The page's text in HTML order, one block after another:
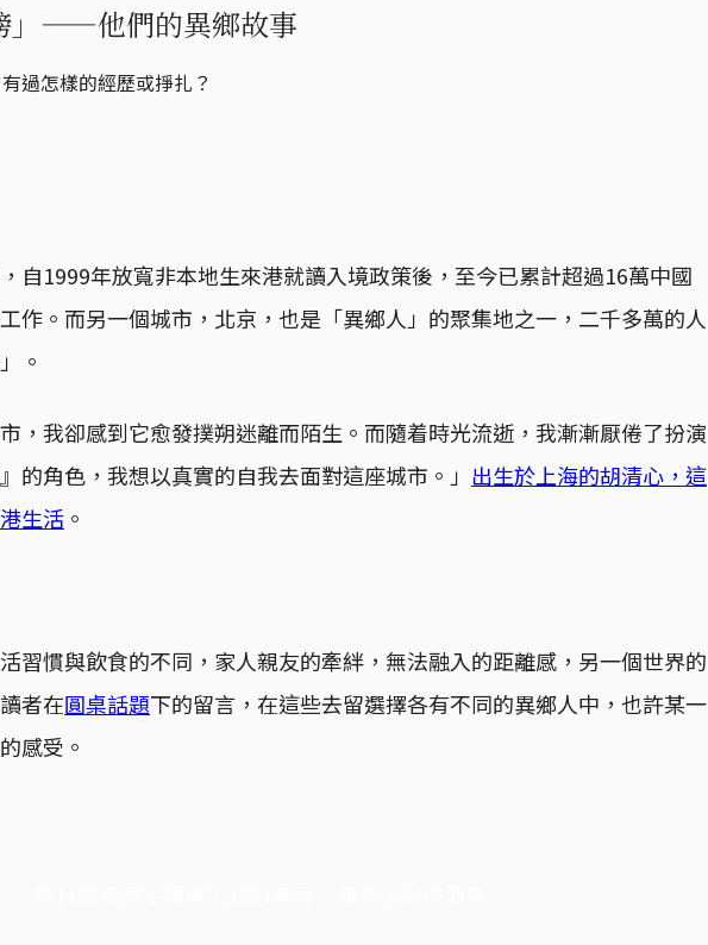
」——他們的異鄉故事
過怎樣的經歷或掙扎？
自1999年放寬非本地生來港就讀入境政策後，至今已累計超過16萬中國
作。而另一個城市，北京，也是「異鄉人」的聚集地之一，二千多萬的人
。
市，我卻感到它愈發撲朔迷離而陌生。而隨着時光流逝，我漸漸厭倦了扮演
的角色，我想以真實的自我去面對這座城市。」 出生於上海的胡清心，這
生活 。
習慣與飲食的不同，家人親友的牽絆，無法融入的距離感，另一個世界的
者在圓桌話題下的留言，在這些去留選擇各有不同的異鄉人中，也許某一
感受。